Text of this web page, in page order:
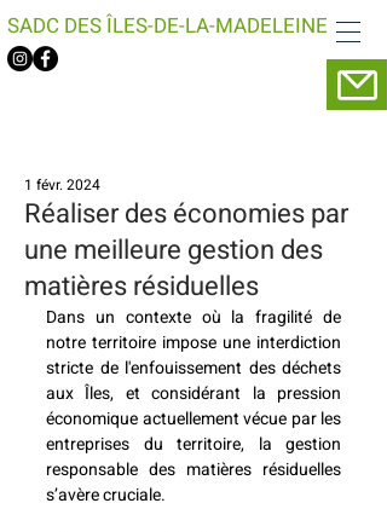
SADC DES ÎLES-DE-LA-MADELEINE
Réaliser des économies par
une meilleure gestion des
matières résiduelles
1 févr. 2024
Dans un contexte où la fragilité de
notre territoire impose une interdiction
stricte de l'enfouissement des déchets
aux Îles, et considérant la pression
économique actuellement vécue par les
entreprises du territoire, la gestion
responsable des matières résiduelles
s’avère cruciale.